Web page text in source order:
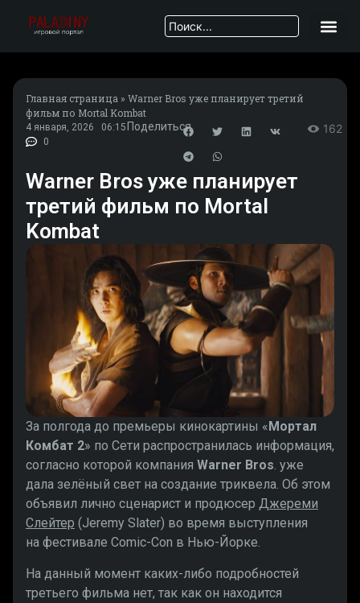
Главная страница » Warner Bros уже планирует третий
фильм по Mortal Kombat
4 января, 2026
06:15
0
Поделиться 162
Warner Bros уже планирует
третий фильм по Mortal
Kombat
За полгода до премьеры кинокартины « Мортал
Комбат 2» по Сети распространилась информация,
согласно которой компания Warner Bros. уже
дала зелёный свет на создание триквела. Об этом
объявил лично сценарист и продюсер Джереми
Слейтер (Jeremy Slater) во время выступления
на фестивале Comic-Con в Нью-Йорке.
На данный момент каких-либо подробностей
третьего фильма нет, так как он находится